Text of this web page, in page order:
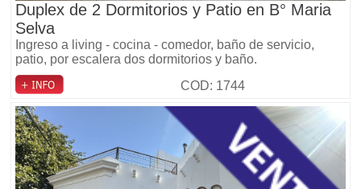
Duplex de 2 Dormitorios y Patio en B° Maria
Selva
Ingreso a living - cocina - comedor, baño de servicio,
patio, por escalera dos dormitorios y baño.
COD: 1744